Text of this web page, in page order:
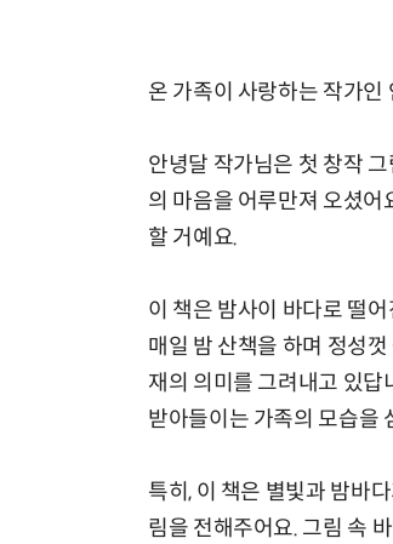
온 가족이 사랑하는 작가인
안녕달 작가님은 첫 창작
의 마음을 어루만져 오셨어
할 거예요.
이 책은 밤사이 바다로 떨
매일 밤 산책을 하며 정성
재의 의미를 그려내고 있답
받아들이는 가족의 모습을
특히, 이 책은 별빛과 밤바
림을 전해주어요. 그림 속